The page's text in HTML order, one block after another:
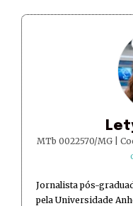
MTb 0022570/MG |
Jornalista pós-
pela Universidade